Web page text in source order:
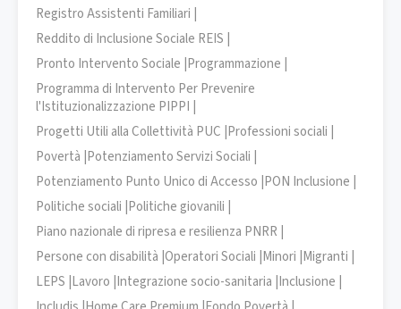
Registro Assistenti Familiari |
Reddito di Inclusione Sociale REIS |
Pronto Intervento Sociale | Programmazione |
Programma di Intervento Per Prevenire
l'Istituzionalizzazione PIPPI |
Progetti Utili alla Collettività PUC | Professioni sociali |
Povertà | Potenziamento Servizi Sociali |
Potenziamento Punto Unico di Accesso | PON Inclusione |
Politiche sociali | Politiche giovanili |
Piano nazionale di ripresa e resilienza PNRR |
Persone con disabilità | Operatori Sociali | Minori | Migranti |
LEPS | Lavoro | Integrazione socio-sanitaria | Inclusione |